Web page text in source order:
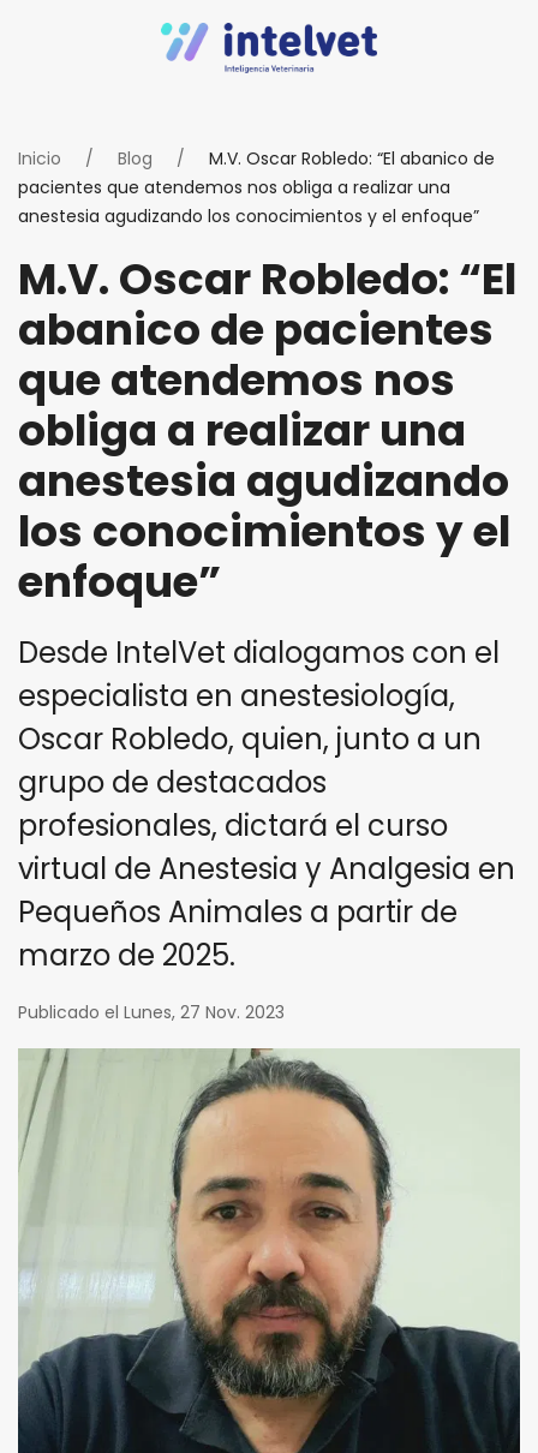
Inicio Blog
M.V. Oscar Robledo: “El abanico de
pacientes que atendemos nos obliga a realizar una
anestesia agudizando los conocimientos y el enfoque”
M.V. Oscar Robledo: “El
abanico de pacientes
que atendemos nos
obliga a realizar una
anestesia agudizando
los conocimientos y el
enfoque”
Desde IntelVet dialogamos con el
especialista en anestesiología,
Oscar Robledo, quien, junto a un
grupo de destacados
profesionales, dictará el curso
virtual de Anestesia y Analgesia en
Pequeños Animales a partir de
marzo de 2025.
Publicado el Lunes, 27 Nov. 2023